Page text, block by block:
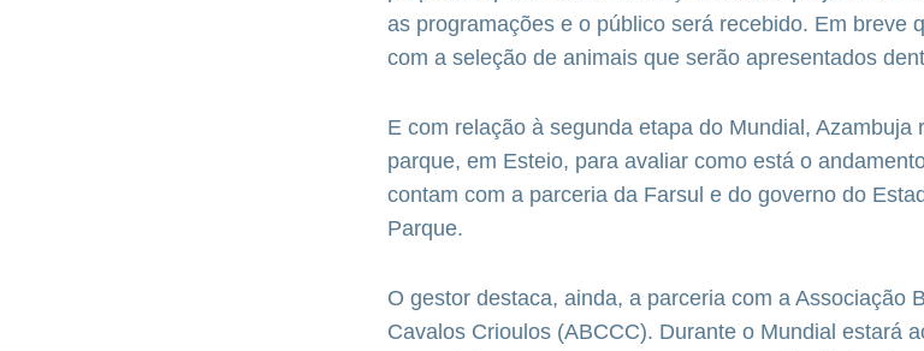
as programações e o público será recebido. Em breve
com a seleção de animais que serão apresentados
E com relação à segunda etapa do Mundial, Azambuja
parque, em Esteio, para avaliar como está o
contam com a parceria da Farsul e do governo do
Parque.
O gestor destaca, ainda, a parceria com a Associação
Cavalos Crioulos (ABCCC). Durante o Mundial estará